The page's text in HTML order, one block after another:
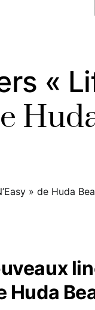
«
» de Huda
Huda